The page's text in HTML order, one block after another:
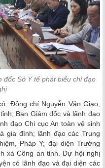
Sở Y tế phát biểu chỉ đạo
Đồng chí Nguyễn Văn Giao,
Ban Giám đốc và lãnh đạo
đạo Chi cục An toàn vệ sinh
gia đình; lãnh đạo các Trung
Pháp Y; đại diện Trường
xá Công an tỉnh. Dự hội nghị
có lãnh đạo và đại diện các